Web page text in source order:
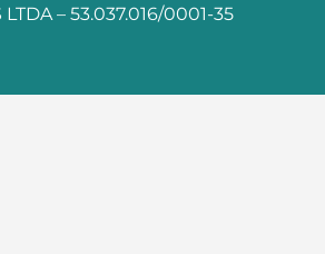
LTDA – 53.037.016/0001-35